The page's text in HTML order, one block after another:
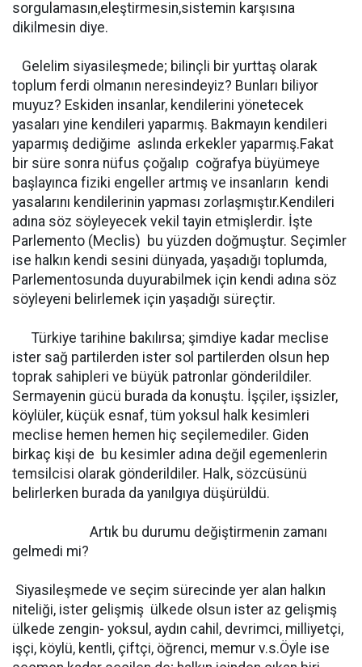
sorgulamasın,eleştirmesin,sistemin karşısına
dikilmesin diye.
Gelelim siyasileşmede; bilinçli bir yurttaş olarak
toplum ferdi olmanın neresindeyiz? Bunları biliyor
muyuz? Eskiden insanlar, kendilerini yönetecek
yasaları yine kendileri yaparmış. Bakmayın kendileri
yaparmış dediğime aslında erkekler yaparmış.Fakat
bir süre sonra nüfus çoğalıp coğrafya büyümeye
başlayınca fiziki engeller artmış ve insanların kendi
yasalarını kendilerinin yapması zorlaşmıştır.Kendileri
adına söz söyleyecek vekil tayin etmişlerdir. İşte
Parlemento (Meclis) bu yüzden doğmuştur. Seçimler
ise halkın kendi sesini dünyada, yaşadığı toplumda,
Parlementosunda duyurabilmek için kendi adına söz
söyleyeni belirlemek için yaşadığı süreçtir.
Türkiye tarihine bakılırsa; şimdiye kadar meclise
ister sağ partilerden ister sol partilerden olsun hep
toprak sahipleri ve büyük patronlar gönderildiler.
Sermayenin gücü burada da konuştu. İşçiler, işsizler,
köylüler, küçük esnaf, tüm yoksul halk kesimleri
meclise hemen hemen hiç seçilemediler. Giden
birkaç kişi de bu kesimler adına değil egemenlerin
temsilcisi olarak gönderildiler. Halk, sözcüsünü
belirlerken burada da yanılgıya düşürüldü.
Artık bu durumu değiştirmenin zamanı
gelmedi mi?
Siyasileşmede ve seçim sürecinde yer alan halkın
niteliği, ister gelişmiş ülkede olsun ister az gelişmiş
ülkede zengin- yoksul, aydın cahil, devrimci, milliyetçi,
işçi, köylü, kentli, çiftçi, öğrenci, memur v.s.Öyle ise